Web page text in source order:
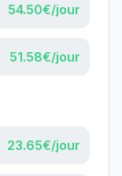
54.50€/jour
51.58€/jour
23.65€/jour